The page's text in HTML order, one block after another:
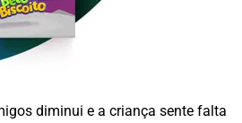
diminui e a criança sente falta